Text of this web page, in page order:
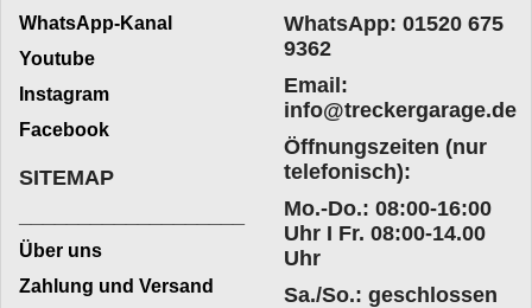
WhatsApp-Kanal
Youtube
Instagram
Facebook
WhatsApp: 01520 675
9362
Email:
info@treckergarage.de
Öffnungszeiten (nur
telefonisch):
Mo.-Do.: 08:00-16:00
Uhr I Fr. 08:00-14.00
Uhr
Sa./So.: geschlossen
SITEMAP
Über uns
Zahlung und Versand